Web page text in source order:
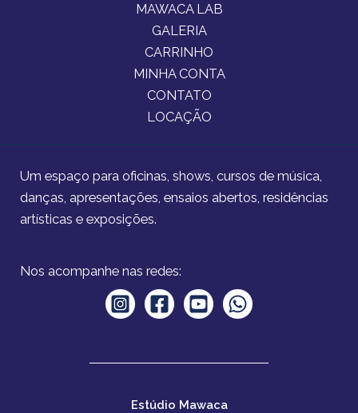
MAWACA LAB
GALERIA
CARRINHO
MINHA CONTA
CONTATO
LOCAÇÃO
Um espaço para oficinas, shows, cursos de música,
danças, apresentações, ensaios abertos, residências
artísticas e exposições.
Nos acompanhe nas redes:
Estúdio Mawaca